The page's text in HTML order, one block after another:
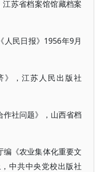
苏省档案馆馆藏档案
人民日报》1956年9月
》，江苏人民出版社
社问题》，山西省档
《农业集体化重要文
中共中央党校出版社